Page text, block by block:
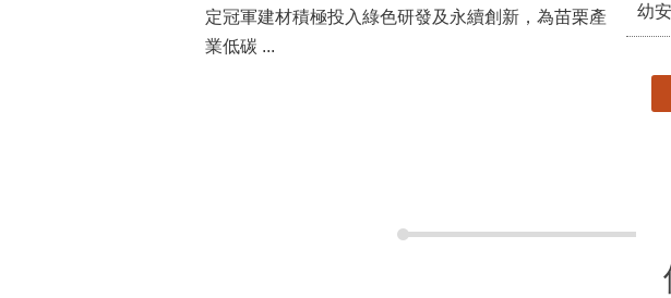
定冠軍建材積極投入綠色研發及永續創新，為苗栗產
幼